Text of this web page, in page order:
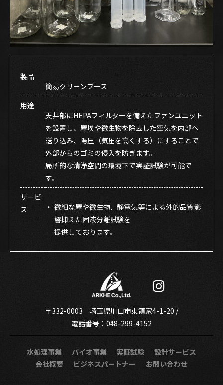
製品
簡易クリーンブース
用途
天井部にHEPAフィルターを備えたファンユニット
を設置し、塵埃や微生物を除去した空気を内部へ
送り込み、陽圧（気圧を高くする）にすることで
外部からのゴミの侵入を防ぎます。
局所的な清浄空間の環境下で実証試験が可能で
す。
サービ
ス
・ 微細な塵や微生物、静電気等による外的品質影
響抑えた固液分離試験を
提供しております。

〒332-0003 埼玉県川口市東領家4-1-20 /
電話番号： 048-299-4152
水処理事業 バイオ事業 実証試験
設計サービス
会社概要
ビジネスパートナー お問い合わせ